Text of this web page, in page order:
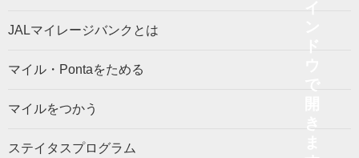
JALマイレージバンクとは
マイル・Pontaをためる
マイルをつかう
ステイタスプログラム